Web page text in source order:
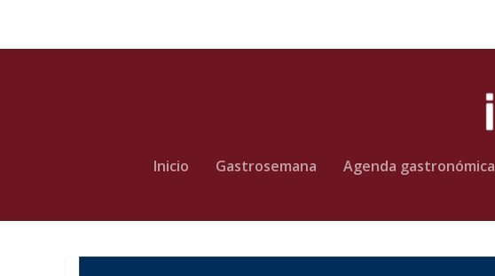
Inicio Gastrosemana Agenda gastronómica